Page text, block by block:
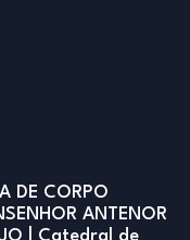
DE CORPO
ANTENOR